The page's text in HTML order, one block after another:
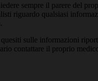
sempre il parere del
riguardo qualsiasi
sulle informazioni
contattare il proprio